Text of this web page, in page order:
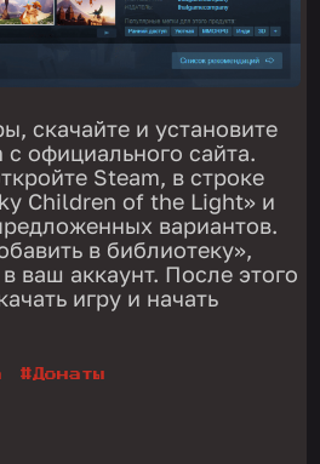
скачайте и установите
официального сайта.
Steam, в строке
Children of the Light» и
вариантов.
в библиотеку»,
ваш аккаунт. После этого
игру и начать
#Донаты